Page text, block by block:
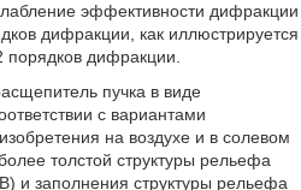
эффективности дифракции
дифракции, как иллюстрируется
дифракции.
пучка в виде
с вариантами
на воздухе и в солевом
толстой структуры рельефа
и заполнения структуры рельефа